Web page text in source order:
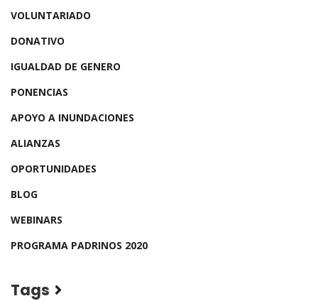
VOLUNTARIADO
DONATIVO
IGUALDAD DE GENERO
PONENCIAS
APOYO A INUNDACIONES
ALIANZAS
OPORTUNIDADES
BLOG
WEBINARS
PROGRAMA PADRINOS 2020
Tags